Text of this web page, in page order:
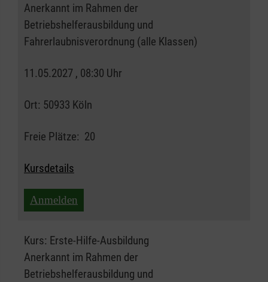
Anerkannt im Rahmen der
Betriebshelferausbildung und
Fahrerlaubnisverordnung (alle Klassen)
11.05.2027 , 08:30 Uhr
Ort: 50933 Köln
Freie Plätze: 20
Kursdetails
Anmelden
Kurs: Erste-Hilfe-Ausbildung
Anerkannt im Rahmen der
Betriebshelferausbildung und